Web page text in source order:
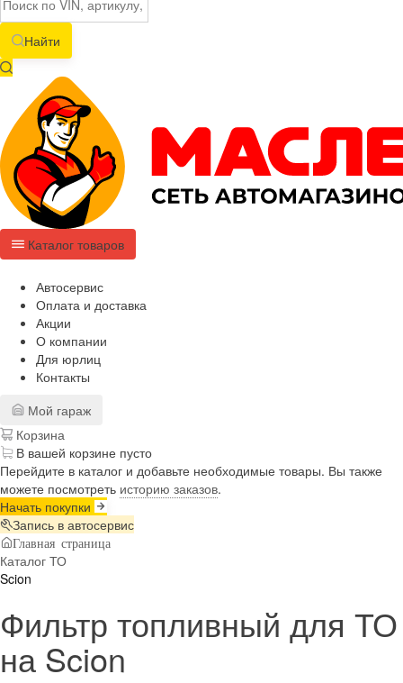
Найти
Каталог товаров
Автосервис
Оплата и доставка
Акции
О компании
Для юрлиц
Контакты
Мой гараж
Корзина
В вашей корзине пусто
Перейдите в каталог и добавьте необходимые товары. Вы также
можете посмотреть историю заказов.
Начать покупки
Запись в автосервис
Главная страница
Каталог ТО
Scion
Фильтр топливный для ТО
на Scion